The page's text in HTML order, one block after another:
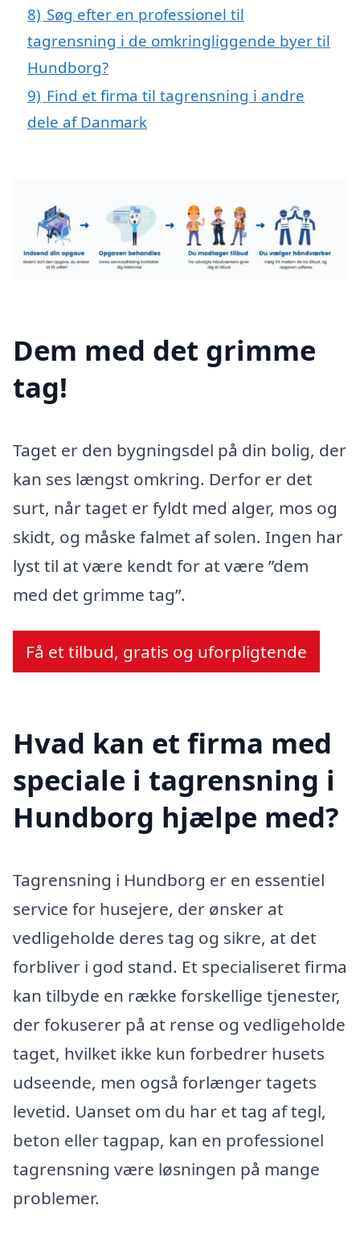
8) Søg efter en professionel til
tagrensning i de omkringliggende byer til
Hundborg?
9) Find et firma til tagrensning i andre
dele af Danmark
Dem med det grimme
tag!
Taget er den bygningsdel på din bolig, der
kan ses længst omkring. Derfor er det
surt, når taget er fyldt med alger, mos og
skidt, og måske falmet af solen. Ingen har
lyst til at være kendt for at være ”dem
med det grimme tag”.
Få et tilbud, gratis og uforpligtende
Hvad kan et firma med
speciale i tagrensning i
Hundborg hjælpe med?
Tagrensning i Hundborg er en essentiel
service for husejere, der ønsker at
vedligeholde deres tag og sikre, at det
forbliver i god stand. Et specialiseret firma
kan tilbyde en række forskellige tjenester,
der fokuserer på at rense og vedligeholde
taget, hvilket ikke kun forbedrer husets
udseende, men også forlænger tagets
levetid. Uanset om du har et tag af tegl,
beton eller tagpap, kan en professionel
tagrensning være løsningen på mange
problemer.